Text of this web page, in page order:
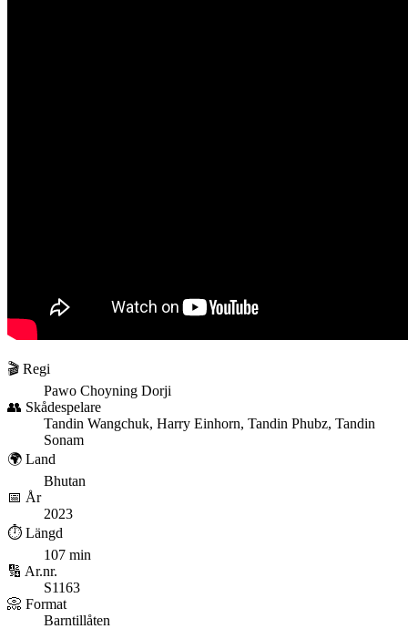
🎬 Regi
Pawo Choyning Dorji
👥 Skådespelare
Tandin Wangchuk, Harry Einhorn, Tandin Phubz, Tandin
Sonam
🌍 Land
Bhutan
📅 År
2023
⏱️ Längd
107 min
🔢 Ar.nr.
S1163
📀 Format
Barntillåten